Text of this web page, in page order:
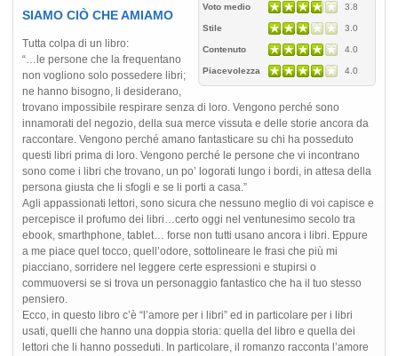
Voto medio 3.8
Stile 3.0
Contenuto 4.0
Piacevolezza 4.0
SIAMO CIÒ CHE AMIAMO
Tutta colpa di un libro:
“…le persone che la frequentano
non vogliono solo possedere libri;
ne hanno bisogno, li desiderano,
trovano impossibile respirare senza di loro. Vengono perché sono
innamorati del negozio, della sua merce vissuta e delle storie ancora da
raccontare. Vengono perché amano fantasticare su chi ha posseduto
questi libri prima di loro. Vengono perché le persone che vi incontrano
sono come i libri che trovano, un po’ logorati lungo i bordi, in attesa della
persona giusta che li sfogli e se li porti a casa.”
Agli appassionati lettori, sono sicura che nessuno meglio di voi capisce e
percepisce il profumo dei libri…certo oggi nel ventunesimo secolo tra
ebook, smarthphone, tablet… forse non tutti usano ancora i libri. Eppure
a me piace quel tocco, quell’odore, sottolineare le frasi che più mi
piacciano, sorridere nel leggere certe espressioni e stupirsi o
commuoversi se si trova un personaggio fantastico che ha il tuo stesso
pensiero.
Ecco, in questo libro c’è “l’amore per i libri” ed in particolare per i libri
usati, quelli che hanno una doppia storia: quella del libro e quella dei
lettori che li hanno posseduti. In particolare, il romanzo racconta l’amore